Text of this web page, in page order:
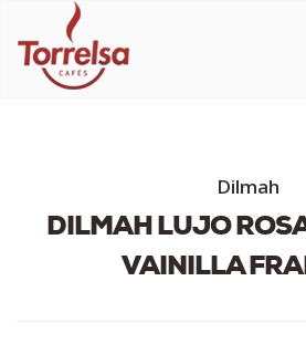
Dilmah
DILMAH LUJO
VAINILLA